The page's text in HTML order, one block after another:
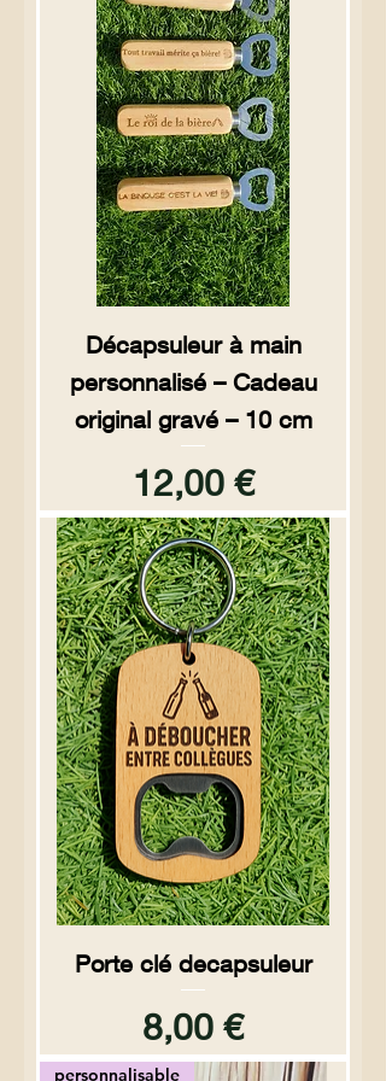
Décapsuleur à main
personnalisé – Cadeau
original gravé – 10 cm
Prix
12,00 €
Porte clé decapsuleur
Prix
8,00 €
personnalisable